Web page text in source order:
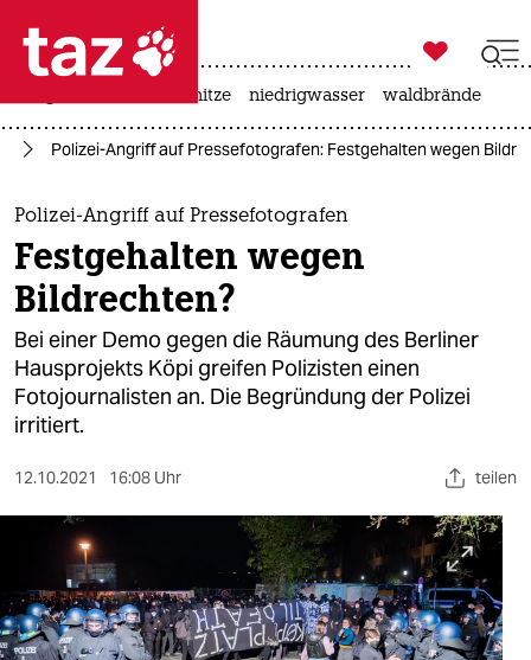
 taz zahl ich
taz zahl ich
themen
politik
öko
gesellschaft
kultur
sport
berlin
nord
wahrheit

taz zahl ich
hitze niedrigwasser waldbrände
Polizei-Angriff auf Pressefotografen: Festgehalten wegen
Polizei-Angriff auf Pressefotografen
Festgehalten wegen
Bildrechten?
Bei einer Demo gegen die Räumung des Berliner
Hausprojekts Köpi greifen Polizisten einen
Fotojournalisten an. Die Begründung der Polizei
irritiert.
12.10.2021 16:08 Uhr teilen